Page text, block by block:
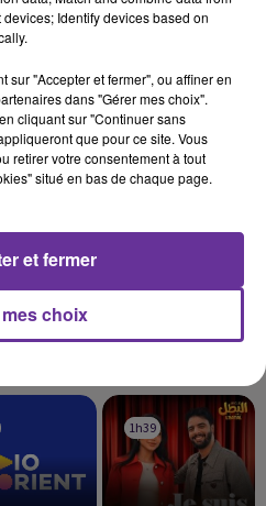
1h39
1h39
Identify devices based on
sur "Accepter et fermer", ou affiner en
dans "Gérer mes choix".
cliquant sur "Continuer sans
que pour ce site. Vous
retirer votre consentement à tout
situé en bas de chaque page.
choix
et fermer